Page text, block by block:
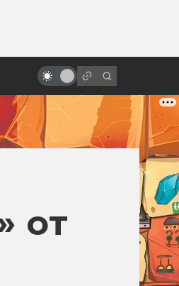
и компанию
от